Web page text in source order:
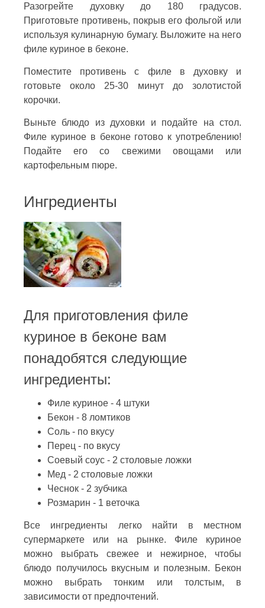
Разогрейте духовку до 180 градусов.
Приготовьте противень, покрыв его фольгой или
используя кулинарную бумагу. Выложите на него
филе куриное в беконе.
Поместите противень с филе в духовку и
готовьте около 25-30 минут до золотистой
корочки.
Выньте блюдо из духовки и подайте на стол.
Филе куриное в беконе готово к употреблению!
Подайте его со свежими овощами или
картофельным пюре.
Ингредиенты
Для приготовления филе
куриное в беконе вам
понадобятся следующие
ингредиенты:
Филе куриное - 4 штуки
Бекон - 8 ломтиков
Соль - по вкусу
Перец - по вкусу
Соевый соус - 2 столовые ложки
Мед - 2 столовые ложки
Чеснок - 2 зубчика
Розмарин - 1 веточка
Все ингредиенты легко найти в местном
супермаркете или на рынке. Филе куриное
можно выбрать свежее и нежирное, чтобы
блюдо получилось вкусным и полезным. Бекон
можно выбрать тонким или толстым, в
зависимости от предпочтений.